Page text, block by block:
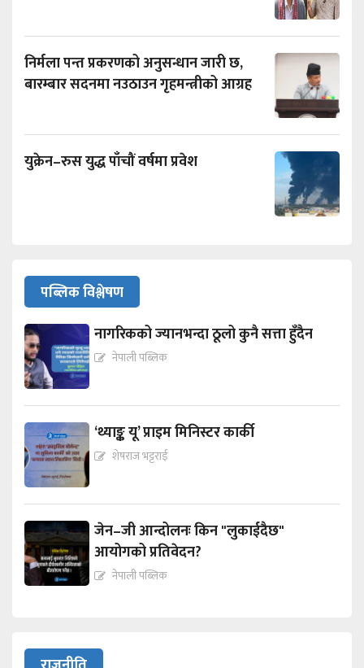
निर्मला पन्त प्रकरणको अनुसन्धान जारी छ,
बारम्बार सदनमा नउठाउन गृहमन्त्रीको आग्रह
युक्रेन–रुस युद्ध पाँचौं वर्षमा प्रवेश
पब्लिक विश्लेषण
नागरिकको ज्यानभन्दा ठूलो कुनै सत्ता हुँदैन
नेपाली पब्लिक
‘थ्याङ्क यू’ प्राइम मिनिस्टर कार्की
शेषराज भट्टराई
जेन–जी आन्दोलनः किन "लुकाईदैछ"
आयोगको प्रतिवेदन?
नेपाली पब्लिक